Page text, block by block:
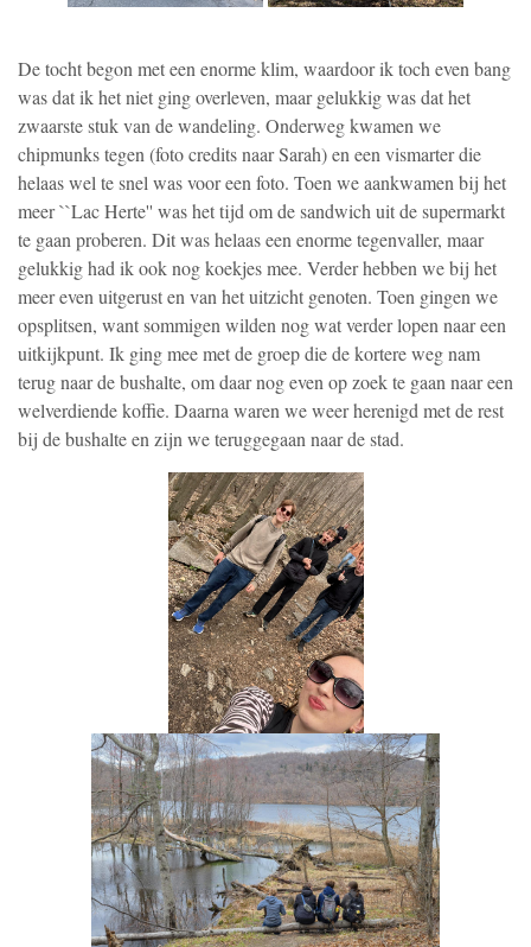
De tocht begon met een enorme klim, waardoor ik toch even bang
was dat ik het niet ging overleven, maar gelukkig was dat het
zwaarste stuk van de wandeling. Onderweg kwamen we
chipmunks tegen (foto credits naar Sarah) en een vismarter die
helaas wel te snel was voor een foto. Toen we aankwamen bij het
meer ``Lac Herte'' was het tijd om de sandwich uit de supermarkt
te gaan proberen. Dit was helaas een enorme tegenvaller, maar
gelukkig had ik ook nog koekjes mee. Verder hebben we bij het
meer even uitgerust en van het uitzicht genoten. Toen gingen we
opsplitsen, want sommigen wilden nog wat verder lopen naar een
uitkijkpunt. Ik ging mee met de groep die de kortere weg nam
terug naar de bushalte, om daar nog even op zoek te gaan naar een
welverdiende koffie. Daarna waren we weer herenigd met de rest
bij de bushalte en zijn we teruggegaan naar de stad.